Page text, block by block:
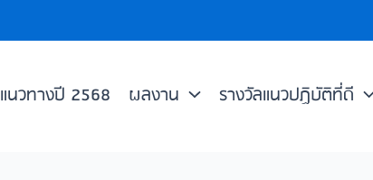
แนวทางปี 2568 ผลงาน รางวัลแนวปฏิบัติที่ดี